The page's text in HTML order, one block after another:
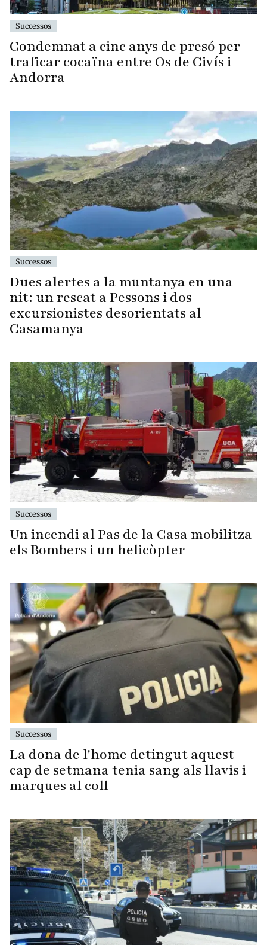
Successos
Condemnat a cinc anys de presó per
traficar cocaïna entre Os de Civís i
Andorra
Successos
Dues alertes a la muntanya en una
nit: un rescat a Pessons i dos
excursionistes desorientats al
Casamanya
Successos
Un incendi al Pas de la Casa mobilitza
els Bombers i un helicòpter
Successos
La dona de l'home detingut aquest
cap de setmana tenia sang als llavis i
marques al coll